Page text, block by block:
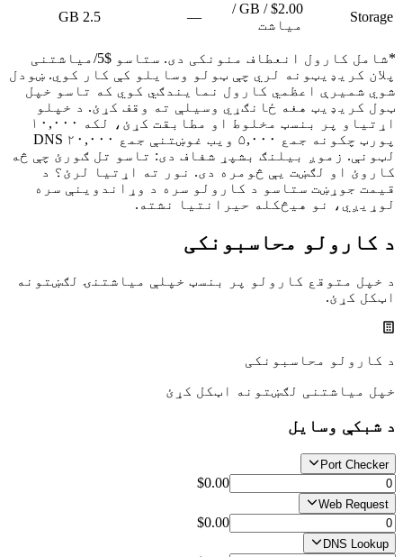
Storage
$2.00
/ GB /
میاشت
—
2.5
*شامل کارول انعطاف منونکی دی. ستاسو $5/میاشتنی
پلان کریډیټونه لري چې ټولو وسایلو کې کار کوي. ښودل
شوي شمیرې اعظمي کارول نمایندګي کوي که تاسو خپل
ټول کریډیټ هغه ځانګړي وسیلې ته وقف کړئ. د خپلو
اړتیاو پر بنسټ مخلوط او مطابقت کړئ، لکه ۱۰,۰۰۰
پورټ چکونه جمع ۵,۰۰۰ ویب غوښتنې جمع ۲۰,۰۰۰ DNS
لټونې. زموږ بیلنګ بشپړ شفاف دی: تاسو تل ګورئ چې څه
کاروئ او لګښت یې څومره دی. نور ته اړتیا لرئ؟ د
قیمت جوړښت ستاسو د کارولو سره د وړاندوینې سره
لوړیږي، نو هیڅکله حیرانتیا نشته.
د کارولو محاسبونکی
د خپل متوقع کارولو پر بنسټ خپلې میاشتنۍ لګښتونه
اټکل کړئ.
د کارولو محاسبونکی
خپل میاشتنی لګښتونه اټکل کړئ
د شبکې وسایل
Port Checker
$0.00
Web Request
$0.00
DNS Lookup